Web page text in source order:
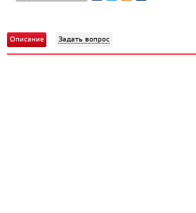
Описание Задать вопрос